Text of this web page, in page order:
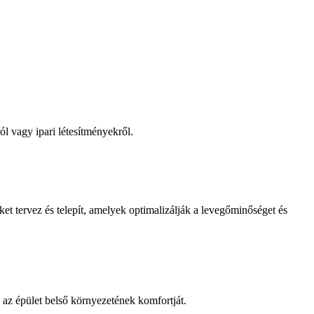
vagy ipari létesítményekről.
tervez és telepít, amelyek optimalizálják a levegőminőséget és
épület belső környezetének komfortját.